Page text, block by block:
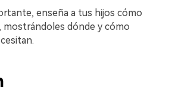
enseña a tus hijos cómo
mostrándoles dónde y cómo